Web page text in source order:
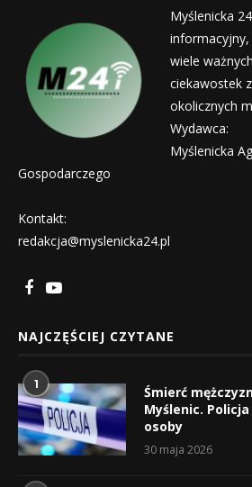
Myślenicka
wiele
ciekawostek
okolicznych
Wydawca:
Myślenicka
Gospodarczego
Kontakt:
redakcja@myslenicka24.pl
NAJCZĘŚCIEJ CZYTANE
1
Śmierć
Myślenic.
osoby
30 maja 2026